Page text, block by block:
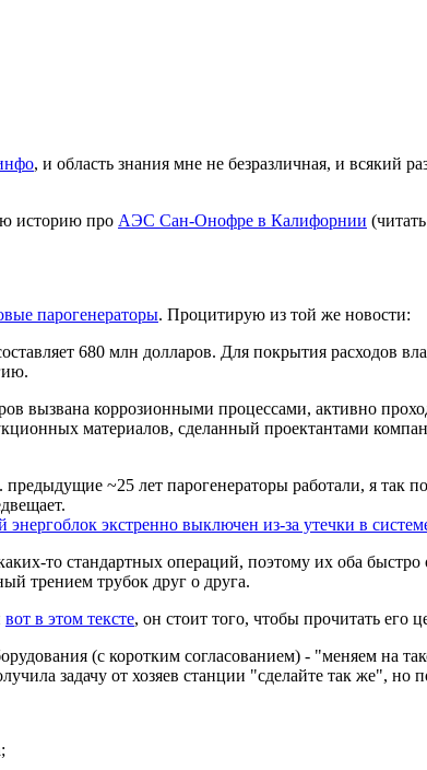
, и область знания мне не безразличная, и всякий
историю про АЭС Сан-Онофре в Калифорнии
парогенераторы. Процитирую из той же новости:
680 млн долларов. Для покрытия расходов
вызвана коррозионными процессами, активно
материалов, сделанный проектантами
~25 лет парогенераторы работали, я так
энергоблок экстренно выключен из-за утечки в
то стандартных операций, поэтому их оба
трением трубок друг о друга.
вот в этом тексте, он стоит того, чтобы прочитать его
(с коротким согласованием) - "меняем на
задачу от хозяев станции "сделайте так же", но